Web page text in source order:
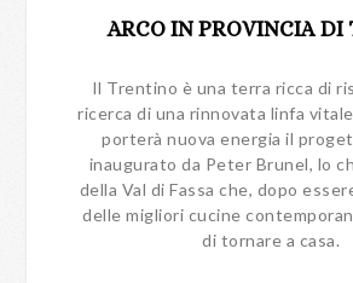
ARCO IN PROVINCIA DI
Il Trentino è una terra ricca di
ricerca di una rinnovata linfa
porterà nuova energia il
inaugurato da Peter Brunel, lo
della Val di Fassa che, dopo
delle migliori cucine
di tornare a casa.